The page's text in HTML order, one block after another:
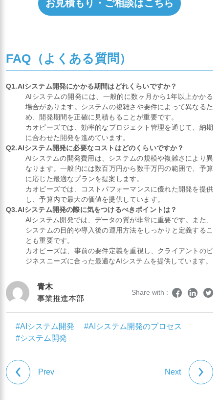
お見積もり・ご相談はこちら
FAQ（よくある質問）
Q1.AIシステム開発にかかる期間はどれくらいですか？
AIシステムの開発には、一般的に数ヶ月から1年以上かかる
場合があります。システムの複雑さや要件によって異なるた
め、開発期間を正確に見積もることが重要です。
カオピーズでは、効率的なプロジェクト管理を通じて、納期
に合わせた開発を進めています。
Q2.AIシステム開発に必要なコストはどのくらいですか？
AIシステムの開発費用は、システムの規模や複雑さにより異
なります。一般的には数百万円から数千万円の範囲で、予算
に応じた最適なプランを提案します。
カオピーズでは、コストパフォーマンスに優れた開発を提供
し、予算内で最大の価値を提供しています。
Q3.AIシステム開発の際に気をつけるべきポイントは？
AIシステム開発では、データの質が非常に重要です。また、
システムの目的や導入後の運用方法をしっかりと定義するこ
とも重要です。
カオピーズは、事前の要件定義を重視し、クライアントのビ
ジネスニーズに合った最適なAIシステムを提供しています。
青木
事業推進本部
Share with :
#AIシステム開発
#AIシステム開発のプロセス
#システム開発
Prev Next